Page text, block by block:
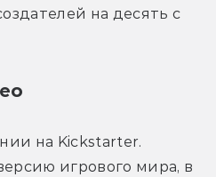
на десять с
на Kickstarter.
игрового мира, в